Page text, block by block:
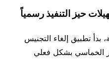
حيز التنفيذ رسمياً
بدأ تطبيق إلغاء التجنيس
الخماسي بشكل فعلي